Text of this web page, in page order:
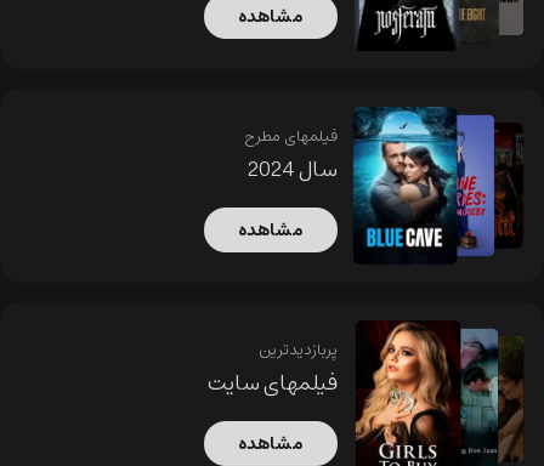
مشاهده
فیلمهای مطرح
سال 2024
مشاهده
پربازدیدترین
فیلمهای سایت
مشاهده